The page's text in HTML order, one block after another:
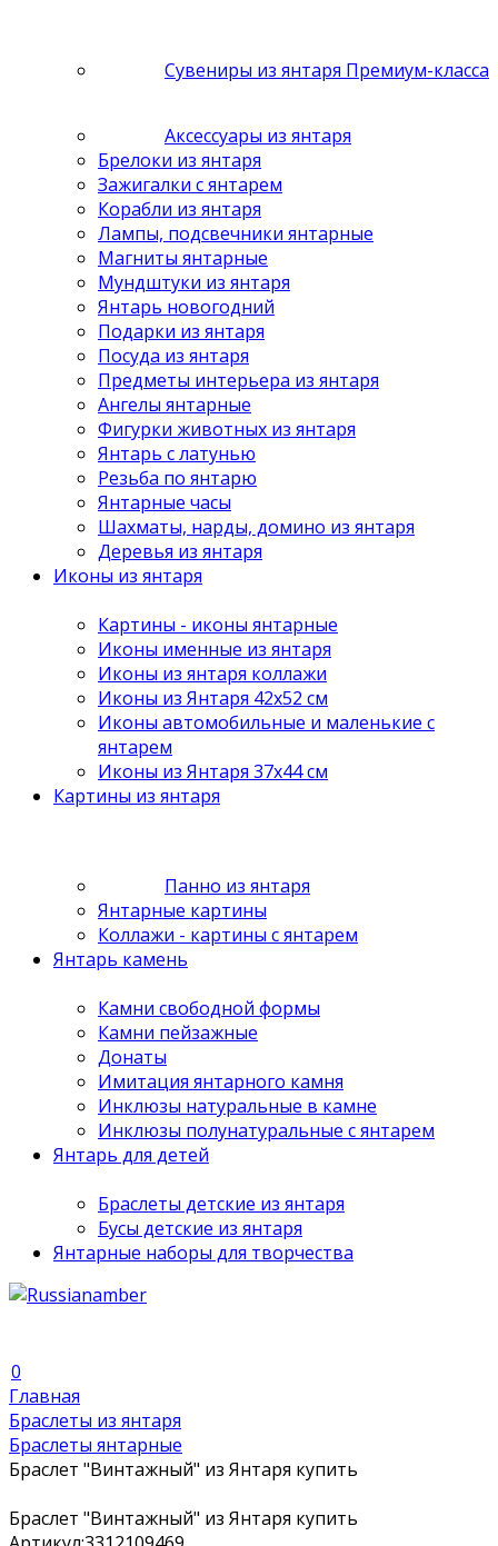
Сувениры из янтаря Премиум-класса
Аксессуары из янтаря
Брелоки из янтаря
Зажигалки с янтарем
Корабли из янтаря
Лампы, подсвечники янтарные
Магниты янтарные
Мундштуки из янтаря
Янтарь новогодний
Подарки из янтаря
Посуда из янтаря
Предметы интерьера из янтаря
Ангелы янтарные
Фигурки животных из янтаря
Янтарь с латунью
Резьба по янтарю
Янтарные часы
Шахматы, нарды, домино из янтаря
Деревья из янтаря
Иконы из янтаря
Картины - иконы янтарные
Иконы именные из янтаря
Иконы из янтаря коллажи
Иконы из Янтаря 42х52 см
Иконы автомобильные и маленькие с
янтарем
Иконы из Янтаря 37х44 см
Картины из янтаря
Панно из янтаря
Янтарные картины
Коллажи - картины с янтарем
Янтарь камень
Камни свободной формы
Камни пейзажные
Донаты
Имитация янтарного камня
Инклюзы натуральные в камне
Инклюзы полунатуральные с янтарем
Янтарь для детей
Браслеты детские из янтаря
Бусы детские из янтаря
Янтарные наборы для творчества
0
Главная
Браслеты из янтаря
Браслеты янтарные
Браслет "Винтажный" из Янтаря купить
Браслет "Винтажный" из Янтаря купить